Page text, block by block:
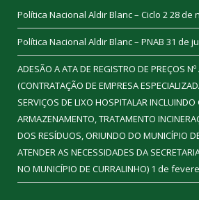
Política Nacional Aldir Blanc – Ciclo 228 de
Política Nacional Aldir Blanc – PNAB 31 de
ADESÃO A ATA DE REGISTRO DE PREÇOS
(CONTRATAÇÃO DE EMPRESA
SERVIÇOS DE LIXO HOSPITALAR INCLUINDO
ARMAZENAMENTO, TRATAMENTO
DOS RESÍDUOS, ORIUNDO DO MUNICÍPIO
ATENDER AS NECESSIDADES DA
NO MUNICÍPIO DE CURRALINHO) 1 de